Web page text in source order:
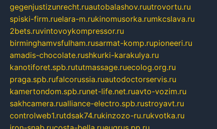
gegenjustizunrecht.ruautobalashov.ruutrovortu.ru
spiski-firm.ruelara-m.rukinomusorka.rumkcslava.ru
2bets.ruvintovoykompressor.ru
birminghamvsfulham.rusarmat-komp.rupioneeri.ru
amadis-chocolate.rushkurki-karakulya.ru
kanotiforet.spb.rututmassage.ruecolog.org.ru
praga.spb.rufalcorussia.ruautodoctorservis.ru
kamertondom.spb.runet-life.net.ruavto-vozim.ru
sakhcamera.rualliance-electro.spb.rustroyavt.ru
controlweb1.rutdsak74.rukinzozo-ru.rukvotka.ru